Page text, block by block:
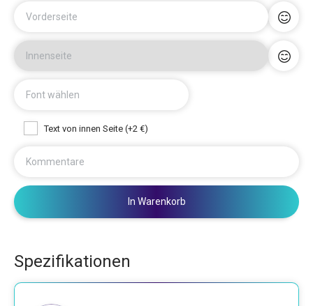
Vorderseite
Innenseite
Font wählen
Text von innen Seite (+2 €)
Kommentare
In Warenkorb
Spezifikationen